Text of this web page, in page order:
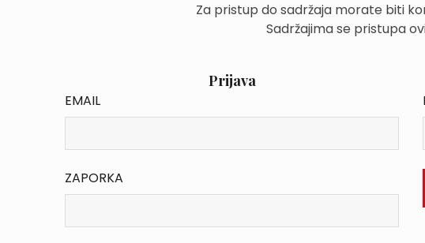
Za pristup do sadržaja morate biti
Sadržajima se pristupa
Prijava
EMAIL
ZAPORKA